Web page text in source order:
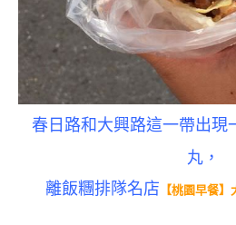
春日路和大興路這一帶出現
丸，
離飯糰排隊名店 【桃園早餐